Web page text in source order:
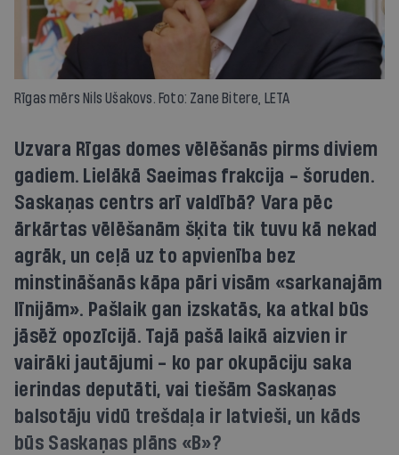
Rīgas mērs Nils Ušakovs. Foto: Zane Bitere, LETA
Uzvara Rīgas domes vēlēšanās pirms diviem
gadiem. Lielākā Saeimas frakcija - šoruden.
Saskaņas centrs arī valdībā? Vara pēc
ārkārtas vēlēšanām šķita tik tuvu kā nekad
agrāk, un ceļā uz to apvienība bez
minstināšanās kāpa pāri visām «sarkanajām
līnijām». Pašlaik gan izskatās, ka atkal būs
jāsēž opozīcijā. Tajā pašā laikā aizvien ir
vairāki jautājumi - ko par okupāciju saka
ierindas deputāti, vai tiešām Saskaņas
balsotāju vidū trešdaļa ir latvieši, un kāds
būs Saskaņas plāns «B»?